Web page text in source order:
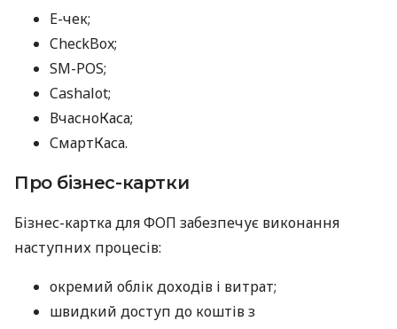
E-чек;
CheckBox;
SM-POS;
Cashalot;
ВчасноКаса;
СмартКаса.
Про бізнес-картки
Бізнес-картка для ФОП забезпечує виконання
наступних процесів:
окремий облік доходів і витрат;
швидкий доступ до коштів з